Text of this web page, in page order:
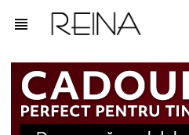
view_headline